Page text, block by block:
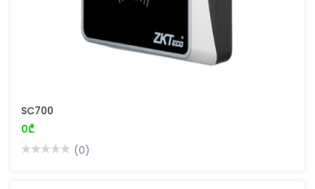
SC700
0₾
(0)